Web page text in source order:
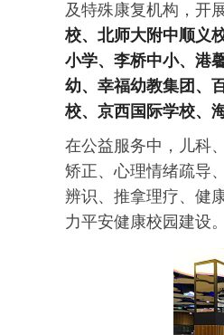
及特殊康复机构，开
校、北师大附中顺义
小学、 李桥中小、港
幼、幸福幼教集团、
校、京西国际学校、
在公益服务中，儿科
矫正、心理情绪疏导
辨识、推拿理疗、健
力平安健康校园建设。